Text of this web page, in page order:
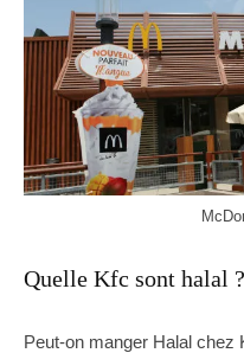
Quelle Kfc sont halal ?
Peut-on manger Halal chez